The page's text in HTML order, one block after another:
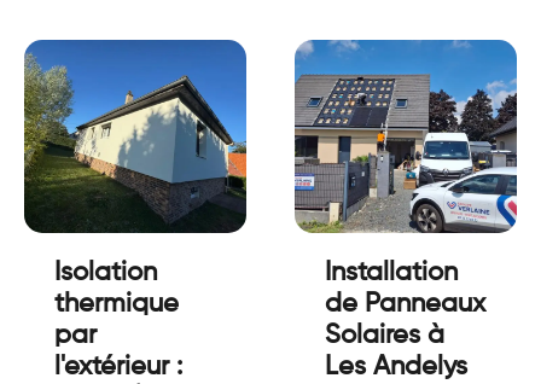
Isolation
thermique
par
l'extérieur :
Installation
de Panneaux
Solaires à
Les Andelys